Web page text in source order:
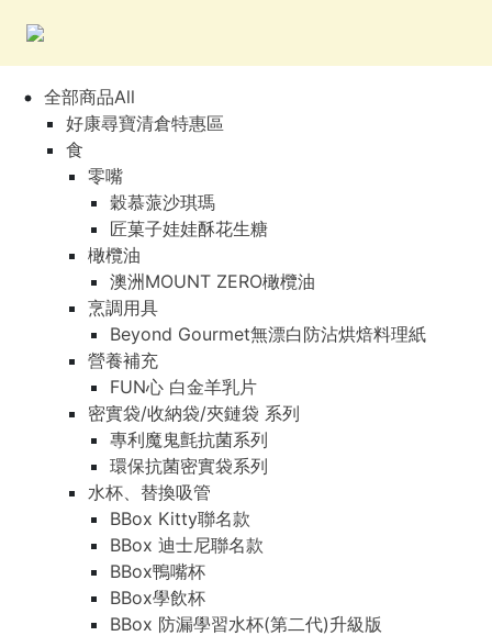
全部商品All
好康尋寶清倉特惠區
食
零嘴
穀慕蒎沙琪瑪
匠菓子娃娃酥花生糖
橄欖油
澳洲MOUNT ZERO橄欖油
烹調用具
Beyond Gourmet無漂白防沾烘焙料理紙
營養補充
FUN心 白金羊乳片
密實袋/收納袋/夾鏈袋 系列
專利魔鬼氈抗菌系列
環保抗菌密實袋系列
水杯、替換吸管
BBox Kitty聯名款
BBox 迪士尼聯名款
BBox鴨嘴杯
BBox學飲杯
BBox 防漏學習水杯(第二代)升級版